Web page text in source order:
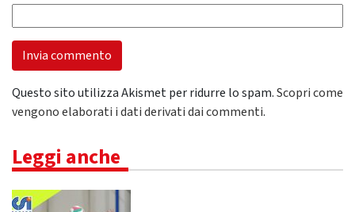
Questo sito utilizza Akismet per ridurre lo spam.Scopri come
vengono elaborati i dati derivati dai commenti.
Leggi anche